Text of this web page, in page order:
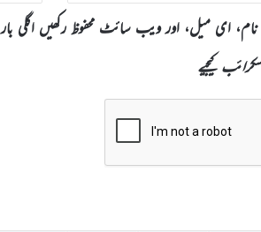
نام، ای میل، اور ویب سائٹ محفوظ رکھیں
کیجیے